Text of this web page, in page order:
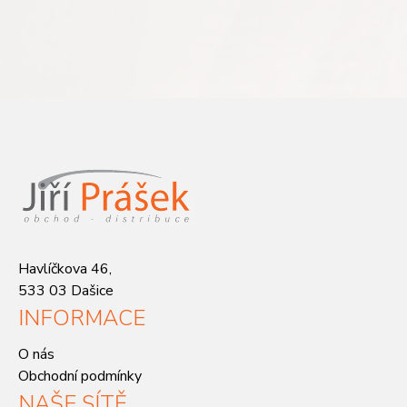
Havlíčkova 46,
533 03 Dašice
INFORMACE
O nás
Obchodní podmínky